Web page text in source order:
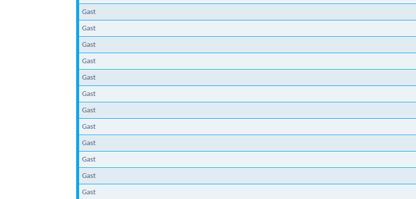
Gast
Gast
Gast
Gast
Gast
Gast
Gast
Gast
Gast
Gast
Gast
Gast